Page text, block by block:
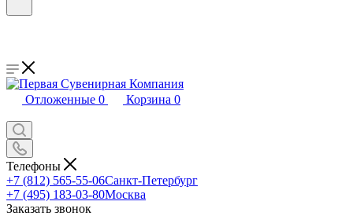
Отложенные 0 Корзина 0
Телефоны
+7 (812) 565-55-06Санкт-Петербург
+7 (495) 183-03-80Москва
Заказать звонок